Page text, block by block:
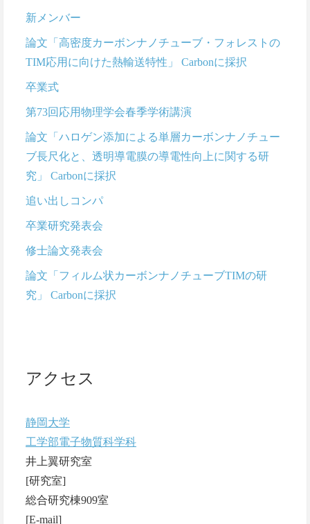
新メンバー
論文「高密度カーボンナノチューブ・フォレストの
TIM応用に向けた熱輸送特性」 Carbonに採択
卒業式
第73回応用物理学会春季学術講演
論文「ハロゲン添加による単層カーボンナノチュー
ブ長尺化と、透明導電膜の導電性向上に関する研
究」 Carbonに採択
追い出しコンパ
卒業研究発表会
修士論文発表会
論文「フィルム状カーボンナノチューブTIMの研
究」 Carbonに採択
アクセス
静岡大学
工学部電子物質科学科
井上翼研究室
[研究室]
総合研究棟909室
[E-mail]